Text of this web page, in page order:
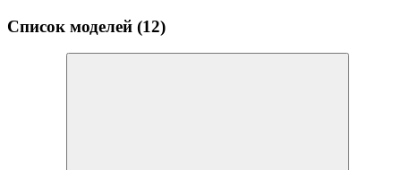
Список моделей (12)